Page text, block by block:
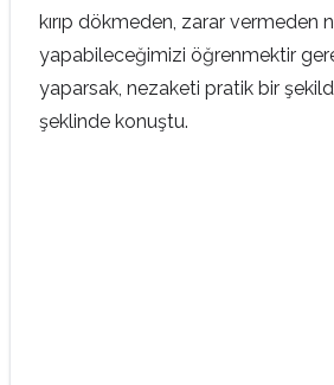
kırıp dökmeden, zarar vermeden
yapabileceğimizi öğrenmektir
yaparsak, nezaketi pratik bir
şeklinde konuştu.